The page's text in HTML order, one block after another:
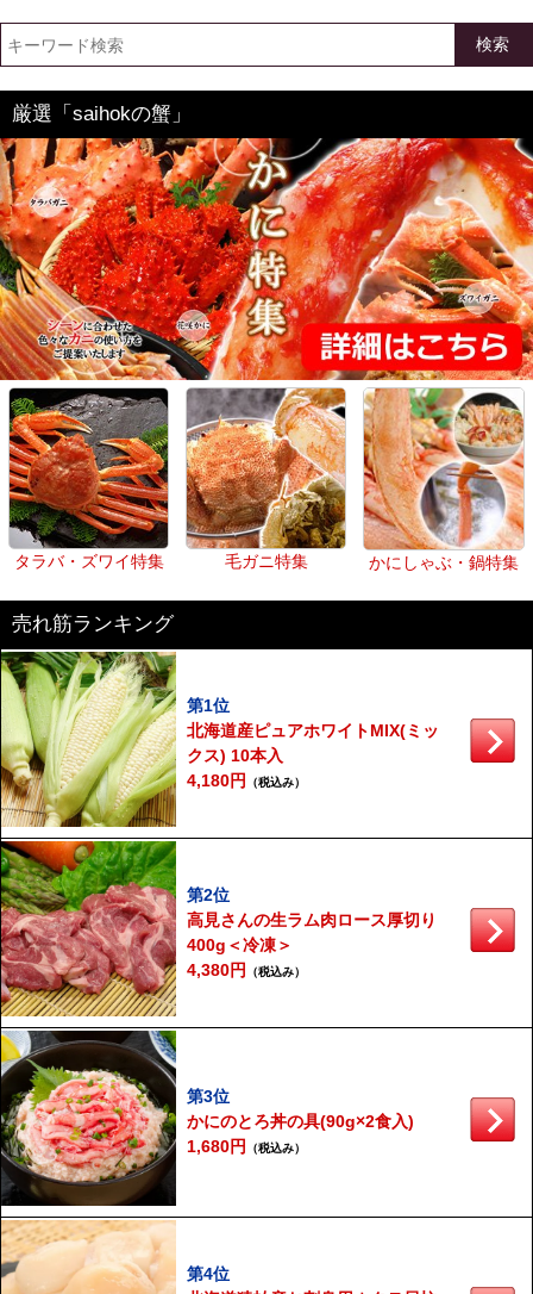
検索
厳選「saihokの蟹」
タラバ・ズワイ特集 毛ガニ特集 かにしゃぶ・鍋特集
売れ筋ランキング
第1位
北海道産ピュアホワイトMIX(ミッ
クス) 10本入
4,180円
（税込み）
第2位
高見さんの生ラム肉ロース厚切り
400g＜冷凍＞
4,380円
（税込み）
第3位
かにのとろ丼の具(90g×2食入)
1,680円
（税込み）
第4位